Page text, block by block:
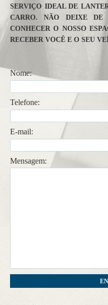
SERVIÇO IDEAL DE
CARRO. NÃO DEIXE
CONHECER O NOSSO
RECEBER VOCÊ E O SEU
Nome:
Telefone:
E-mail:
Mensagem: